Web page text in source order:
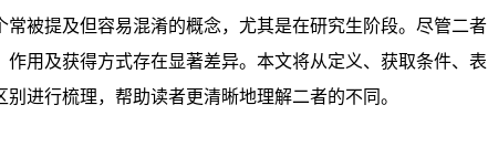
被提及但容易混淆的概念，尤其是在研究生阶段。尽管二者
用及获得方式存在显著差异。本文将从定义、获取条件、表
进行梳理，帮助读者更清晰地理解二者的不同。